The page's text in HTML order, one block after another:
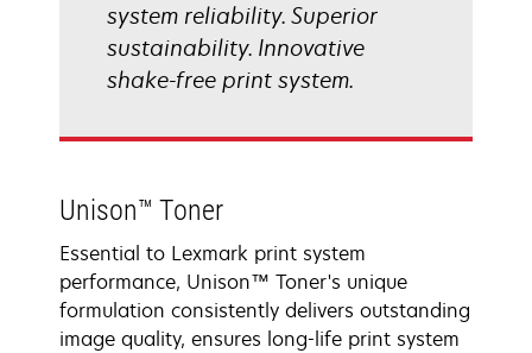
system reliability. Superior
sustainability. Innovative
shake-free print system.
Unison™ Toner
Essential to Lexmark print system
performance, Unison™ Toner's unique
formulation consistently delivers outstanding
image quality, ensures long-life print system